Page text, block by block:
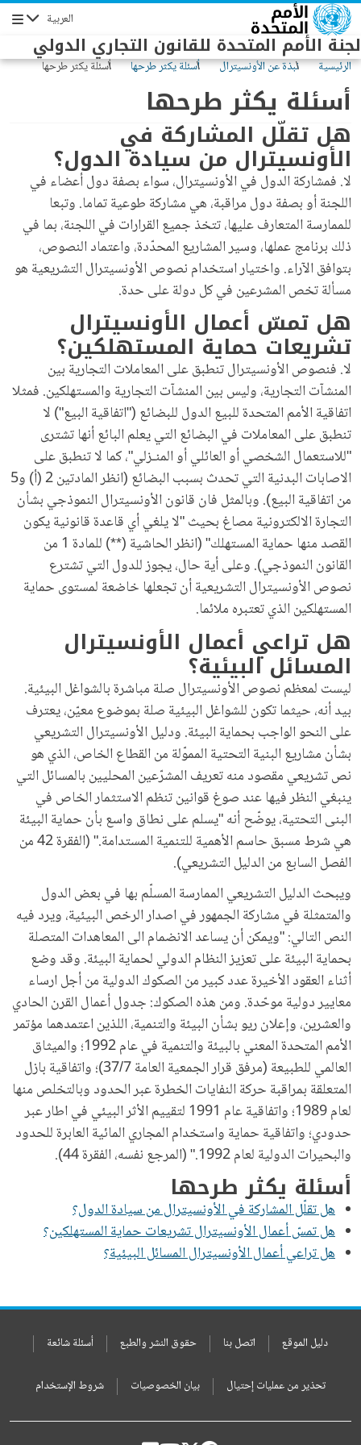
Skip to main content العربية
لجنة الأمم المتحدة للقانون التجاري الدولي
الرئيسية نبذة عن الأونسيترال أسئلة يكثر طرحها أسئلة يكثر طرحها
أسئلة يكثر طرحها
هل تقلّل المشاركة في
الأونسيترال من سيادة الدول؟
لا. فمشاركة الدول في الأونسيترال، سواء بصفة دول أعضاء في
اللجنة أو بصفة دول مراقبة، هي مشاركة طوعية تماما. وتبعا
للممارسة المتعارف عليها، تتخذ جميع القرارات في اللجنة، بما في
ذلك برنامج عملها، وسير المشاريع المحدّدة، واعتماد النصوص،
بتوافق الآراء. واختيار استخدام نصوص الأونسيترال التشريعية هو
مسألة تخص المشرعين في كل دولة على حدة.
هل تمسّ أعمال الأونسيترال
تشريعات حماية المستهلكين؟
لا. فنصوص الأونسيترال تنطبق على المعاملات التجارية بين
المنشآت التجارية، وليس بين المنشآت التجارية والمستهلكين. فمثلا
اتفاقية الأمم المتحدة للبيع الدول للبضائع ("اتفاقية البيع") لا
تنطبق على المعاملات في البضائع التي يعلم البائع أنها تشترى
"للاستعمال الشخصي أو العائلي أو المنـزلي"، كما لا تنطبق على
الاصابات البدنية التي تحدث بسبب البضائع (انظر المادتين 2 (أ) و5
من اتفاقية البيع). وبالمثل فان قانون الأونسيترال النموذجي بشأن
التجارة الالكترونية مصاغ بحيث "لا يلغي أي قاعدة قانونية يكون
القصد منها حماية المستهلك" (انظر الحاشية (**) للمادة 1 من
القانون النموذجي). وعلى أية حال، يجوز للدول التي تشترع
نصوص الأونسيترال التشريعية أن تجعلها خاضعة لمستوى حماية
المستهلكين الذي تعتبره ملائما.
هل تراعي أعمال الأونسيترال
المسائل البيئية؟
ليست لمعظم نصوص الأونسيترال صلة مباشرة بالشواغل البيئية.
بيد أنه، حيثما تكون للشواغل البيئية صلة بموضوع معيّن، يعترف
على النحو الواجب بحماية البيئة. ودليل الأونسيترال التشريعي
بشأن مشاريع البنية التحتية المموّلة من القطاع الخاص، الذي هو
نص تشريعي مقصود منه تعريف المشرّعين المحليين بالمسائل التي
ينبغي النظر فيها عند صوغ قوانين تنظم الاستثمار الخاص في
البنى التحتية، يوضّح أنه "يسلم على نطاق واسع بأن حماية البيئة
هي شرط مسبق حاسم الأهمية للتنمية المستدامة." (الفقرة 42 من
الفصل السابع من الدليل التشريعي).
ويبحث الدليل التشريعي الممارسة المسلّم بها في بعض الدول
والمتمثلة في مشاركة الجمهور في اصدار الرخص البيئية، ويرد فيه
النص التالي: "ويمكن أن يساعد الانضمام الى المعاهدات المتصلة
بحماية البيئة على تعزيز النظام الدولي لحماية البيئة. وقد وضع
أثناء العقود الأخيرة عدد كبير من الصكوك الدولية من أجل ارساء
معايير دولية موحّدة. ومن هذه الصكوك: جدول أعمال القرن الحادي
والعشرين، وإعلان ريو بشأن البيئة والتنمية، اللذين اعتمدهما مؤتمر
الأمم المتحدة المعني بالبيئة والتنمية في عام 1992؛ والميثاق
العالمي للطبيعة (مرفق قرار الجمعية العامة 37/7)؛ واتفاقية بازل
المتعلقة بمراقبة حركة النفايات الخطرة عبر الحدود وبالتخلص منها
لعام 1989؛ واتفاقية عام 1991 لتقييم الأثر البيئي في اطار عبر
حدودي؛ واتفاقية حماية واستخدام المجاري المائية العابرة للحدود
والبحيرات الدولية لعام 1992." (المرجع نفسه، الفقرة 44).
أسئلة يكثر طرحها
هل تقلّل المشاركة في الأونسيترال من سيادة الدول؟
هل تمسّ أعمال الأونسيترال تشريعات حماية المستهلكين؟
هل تراعي أعمال الأونسيترال المسائل البيئية؟
دليل الموقع اتصل بنا حقوق النشر والطبع أسئلة شائعة
تحذير من عمليات إحتيال بيان الخصوصيات شروط الإستخدام